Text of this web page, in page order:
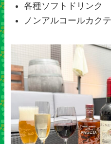
各種ソフトドリンク
ノンアルコールカク